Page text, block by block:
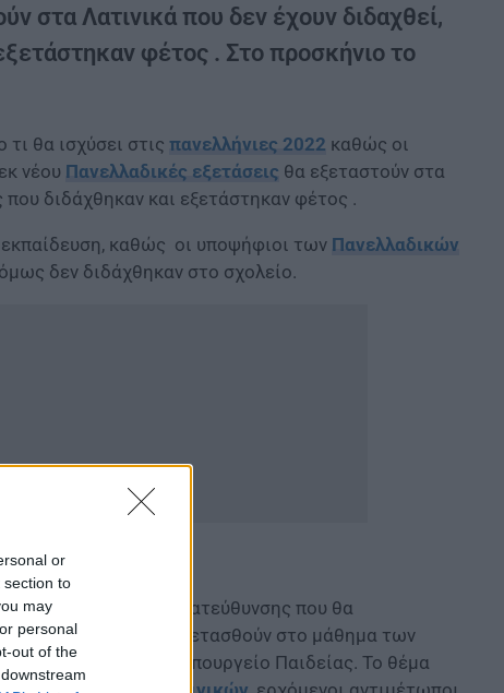
or
section to
may
personal
out of the
στα Λατινικά που δεν έχουν διδαχθεί,
φέτος . Στο προσκήνιο το
τι θα ισχύσει στις πανελλήνιες 2022 καθώς οι
νέου Πανελλαδικές εξετάσεις θα εξεταστούν στα
που διδάχθηκαν και εξετάστηκαν φέτος .
καθώς οι υποψήφιοι των Πανελλαδικών
δεν διδάχθηκαν στο σχολείο.
της Θεωρητικής κατεύθυνσης που θα
του 2021 και θα εξετασθούν στο μάθημα των
που αποφάσισε το υπουργείο Παιδείας. Το θέμα